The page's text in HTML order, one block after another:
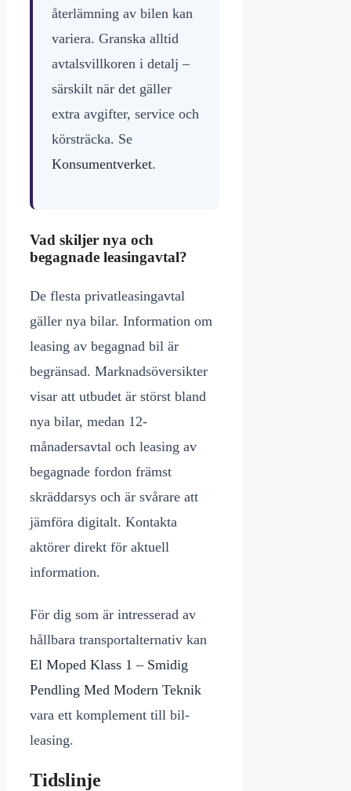
återlämning av bilen kan
variera. Granska alltid
avtalsvillkoren i detalj –
särskilt när det gäller
extra avgifter, service och
körsträcka. Se
Konsumentverket.
Vad skiljer nya och
begagnade leasingavtal?
De flesta privatleasingavtal
gäller nya bilar. Information om
leasing av begagnad bil är
begränsad. Marknadsöversikter
visar att utbudet är störst bland
nya bilar, medan 12-
månadersavtal och leasing av
begagnade fordon främst
skräddarsys och är svårare att
jämföra digitalt. Kontakta
aktörer direkt för aktuell
information.
För dig som är intresserad av
hållbara transportalternativ kan
El Moped Klass 1 – Smidig
Pendling Med Modern Teknik
vara ett komplement till bil-
leasing.
Tidslinje